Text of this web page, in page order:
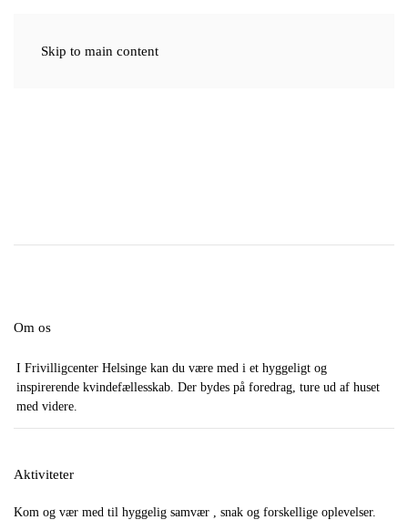
Skip to main content
Om os
I Frivilligcenter Helsinge kan du være med i et hyggeligt og
inspirerende kvindefællesskab. Der bydes på foredrag, ture ud af huset
med videre.
Aktiviteter
Kom og vær med til hyggelig samvær , snak og forskellige oplevelser.